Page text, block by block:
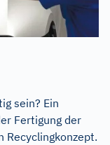
sein? Ein
Fertigung der
Recyclingkonzept.